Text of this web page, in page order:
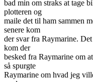
bad min om straks at tage
plotteren og
maile det til ham sammen
senere kom
der svar fra Raymarine.
kom der
besked fra Raymarine om
så spurgte
Raymarine om hvad jeg